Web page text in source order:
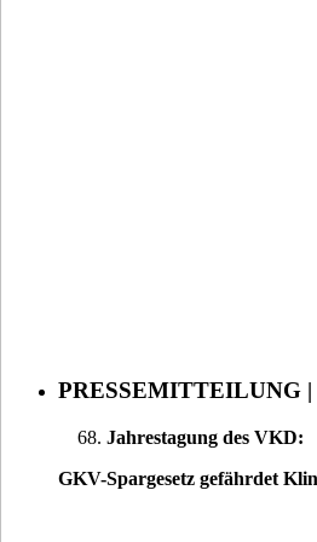
PRESSEMITTEILUNG |
Jahrestagung des VKD:
GKV-Spargesetz gefährdet